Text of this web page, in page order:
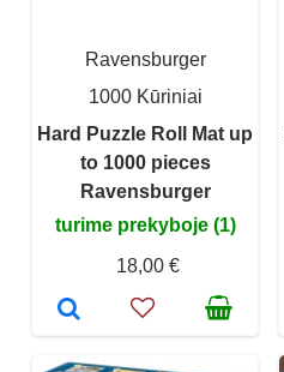
Ravensburger
1000 Kūriniai
Hard Puzzle Roll Mat up
to 1000 pieces
Ravensburger
turime prekyboje (1)
18,00 €